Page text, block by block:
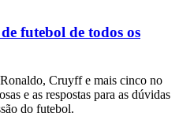
futebol de todos os
Cruyff e mais cinco no
e as respostas para as dúvidas
do futebol.